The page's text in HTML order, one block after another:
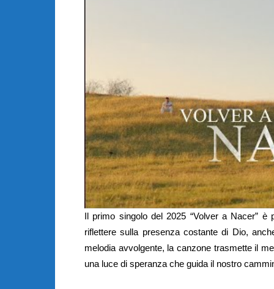
Il primo singolo del 2025 “Volver a Nacer”
riflettere sulla presenza costante di Dio,
melodia avvolgente, la canzone trasmette il
una luce di speranza che guida il nostro